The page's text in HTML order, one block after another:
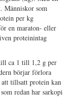
Människor som
per kg
en maraton- eller
proteinintag
ca 1 till 1,2 g per
börjar förlora
att tillsatt protein kan
redan har sarkopi